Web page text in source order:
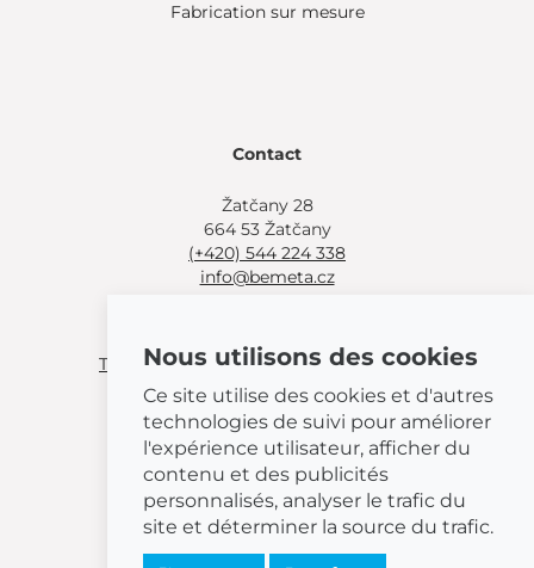
Fabrication sur mesure
Contact
Žatčany 28
664 53 Žatčany
(+420) 544 224 338
info@bemeta.cz
Trouver un revendeur près de chez vous.
Ou appeler(+420) 544 224 338 .
© 2026 BEMETA
Nous utilisons des cookies
Ce site utilise des cookies et d'autres
technologies de suivi pour améliorer
l'expérience utilisateur, afficher du
contenu et des publicités
personnalisés, analyser le trafic du
site et déterminer la source du trafic.